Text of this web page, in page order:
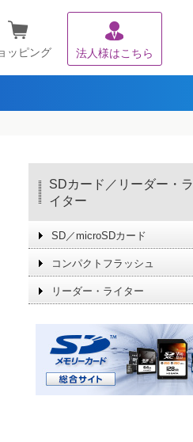
ッピング 法人様はこちら
SDカード／リーダー・ラ
イター
SD／microSDカード
コンパクトフラッシュ
リーダー・ライター